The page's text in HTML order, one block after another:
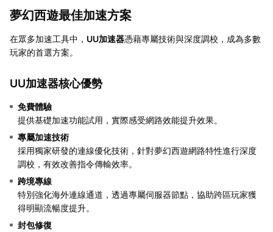
夢幻西遊最佳加速方案
在眾多加速工具中， UU加速器憑藉專屬技術與深度調校，成為多數
玩家的首選方案。
UU加速器核心優勢
免費體驗
提供基礎加速功能試用，實際感受網路效能提升效果。
專屬加速技術
採用獨家研發的連線優化技術，針對夢幻西遊網路特性進行深度
調校，有效改善指令傳輸效率。
跨境專線
特別強化海外連線通道，透過專屬伺服器節點，協助跨區玩家獲
得明顯流暢度提升。
封包修復